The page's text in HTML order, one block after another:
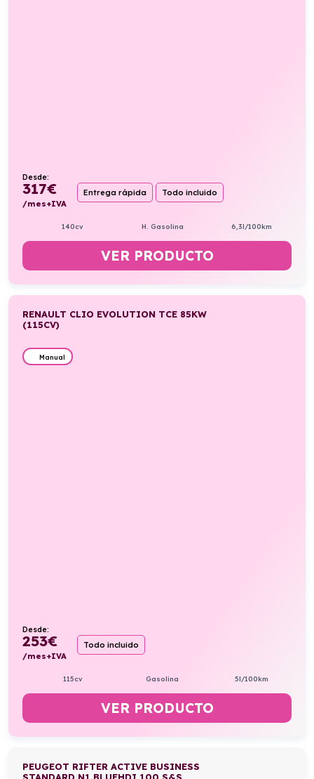
Desde:
317€
/mes+IVA
Entrega rápida Todo incluido
140cv H. Gasolina 6,3l/100km
VER PRODUCTO
RENAULT CLIO EVOLUTION TCE 85KW
(115CV)
Manual
Desde:
253€
/mes+IVA
Todo incluido
115cv Gasolina 5l/100km
VER PRODUCTO
PEUGEOT RIFTER ACTIVE BUSINESS